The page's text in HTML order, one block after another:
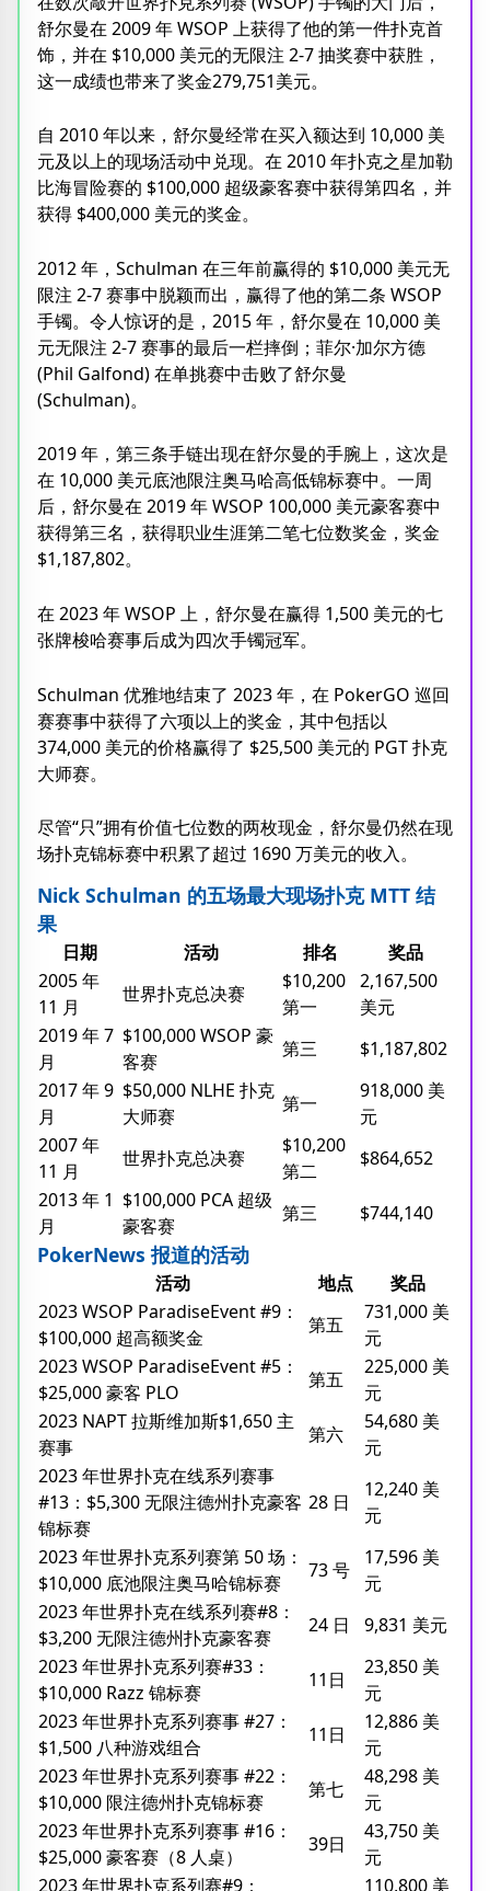
舒尔曼在 2009 年 WSOP 上获得了他的第一件扑克首
饰，并在 $10,000 美元的无限注 2-7 抽奖赛中获胜，
这一成绩也带来了奖金279,751美元。
自 2010 年以来，舒尔曼经常在买入额达到 10,000 美
元及以上的现场活动中兑现。在 2010 年扑克之星加勒
比海冒险赛的 $100,000 超级豪客赛中获得第四名，并
获得 $400,000 美元的奖金。
2012 年，Schulman 在三年前赢得的 $10,000 美元无
限注 2-7 赛事中脱颖而出，赢得了他的第二条 WSOP
手镯。令人惊讶的是，2015 年，舒尔曼在 10,000 美
元无限注 2-7 赛事的最后一栏摔倒；菲尔·加尔方德
(Phil Galfond) 在单挑赛中击败了舒尔曼
(Schulman)。
2019 年，第三条手链出现在舒尔曼的手腕上，这次是
在 10,000 美元底池限注奥马哈高低锦标赛中。一周
后，舒尔曼在 2019 年 WSOP 100,000 美元豪客赛中
获得第三名，获得职业生涯第二笔七位数奖金，奖金
$1,187,802。
在 2023 年 WSOP 上，舒尔曼在赢得 1,500 美元的七
张牌梭哈赛事后成为四次手镯冠军。
Schulman 优雅地结束了 2023 年，在 PokerGO 巡回
赛赛事中获得了六项以上的奖金，其中包括以
374,000 美元的价格赢得了 $25,500 美元的 PGT 扑克
大师赛。
尽管“只”拥有价值七位数的两枚现金，舒尔曼仍然在现
场扑克锦标赛中积累了超过 1690 万美元的收入。
Nick Schulman 的五场最大现场扑克 MTT 结
果
日期 活动 排名
奖品
2005 年
11 月
世界扑克总决赛
$10,200
第一
2,167,500
美元
2019 年 7
月
$100,000 WSOP 豪
客赛
第三
$1,187,802
2017 年 9
月
$50,000 NLHE 扑克
大师赛
第一
918,000 美
元
2007 年
11 月
世界扑克总决赛
$10,200
第二
$864,652
2013 年 1
月
$100,000 PCA 超级
豪客赛
第三 $744,140
PokerNews 报道的活动
活动 地点
奖品
2023 WSOP ParadiseEvent #9：
$100,000 超高额奖金
第五
731,000 美
元
2023 WSOP ParadiseEvent #5：
$25,000 豪客 PLO
第五
225,000 美
元
2023 NAPT 拉斯维加斯$1,650 主
赛事
第六
54,680 美
元
2023 年世界扑克在线系列赛事
#13：$5,300 无限注德州扑克豪客
锦标赛
28 日
12,240 美
元
2023 年世界扑克系列赛第 50 场：
$10,000 底池限注奥马哈锦标赛
73 号
17,596 美
元
2023 年世界扑克在线系列赛#8：
$3,200 无限注德州扑克豪客赛
24 日
9,831 美元
2023 年世界扑克系列赛#33：
$10,000 Razz 锦标赛
11日
23,850 美
元
2023 年世界扑克系列赛事 #27：
$1,500 八种游戏组合
11日
12,886 美
元
2023 年世界扑克系列赛事 #22：
$10,000 限注德州扑克锦标赛
第七
48,298 美
元
2023 年世界扑克系列赛事 #16：
$25,000 豪客赛（8 人桌）
39日
43,750 美
元
2023 年世界扑克系列赛#9：
110,800 美